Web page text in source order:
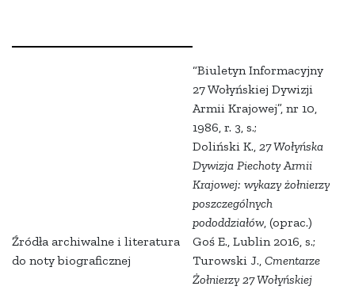
Źródła archiwalne i literatura
do noty biograficznej
“Biuletyn Informacyjny
27 Wołyńskiej Dywizji
Armii Krajowej”, nr 10,
1986, r. 3, s.;
Doliński K., 27 Wołyńska
Dywizja Piechoty Armii
Krajowej: wykazy żołnierzy
poszczególnych
pododdziałów, (oprac.)
Goś E., Lublin 2016, s.;
Turowski J., Cmentarze
Żołnierzy 27 Wołyńskiej